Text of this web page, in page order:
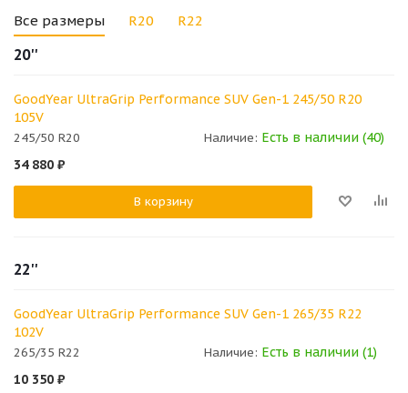
Все размеры R20 R22
20''
GoodYear UltraGrip Performance SUV Gen-1 245/50 R20
105V
245/50 R20 Наличие: Есть в наличии (40)
34 880 ₽
В корзину
22''
GoodYear UltraGrip Performance SUV Gen-1 265/35 R22
102V
265/35 R22 Наличие: Есть в наличии (1)
10 350 ₽